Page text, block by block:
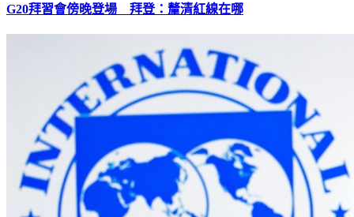
G20拜習會傍晚登場 拜登：釐清紅線在哪